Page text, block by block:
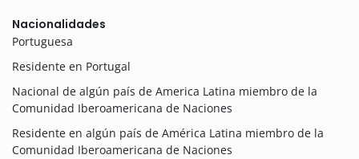
Nacionalidades
Portuguesa
Residente en Portugal
Nacional de algún país de America Latina miembro de la
Comunidad Iberoamericana de Naciones
Residente en algún país de América Latina miembro de la
Comunidad Iberoamericana de Naciones